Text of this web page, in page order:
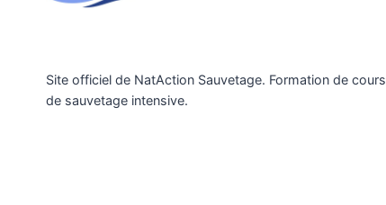
Site officiel de NatAction Sauvetage. Formation de cours
de sauvetage intensive.